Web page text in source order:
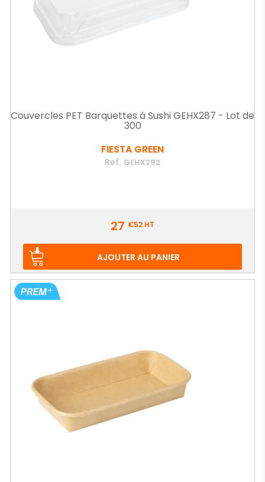
Couvercles PET Barquettes à Sushi GEHX287 - Lot de
300
FIESTA GREEN
Ref. GEHX292
27 €52 HT
AJOUTER AU PANIER